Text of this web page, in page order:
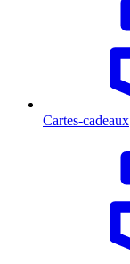
Cartes-cadeaux